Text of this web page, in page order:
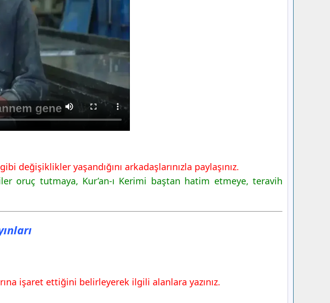
değişiklikler yaşandığını arkadaşlarınızla paylaşınız.
oruç tutmaya, Kur’an-ı Kerimi baştan hatim etmeye, teravih
işaret ettiğini belirleyerek ilgili alanlara yazınız.